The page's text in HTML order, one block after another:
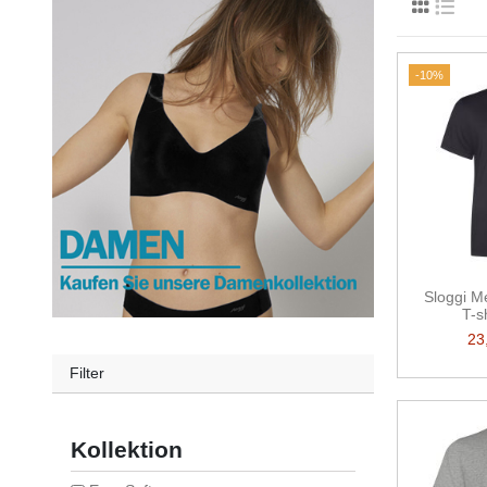
-10%
Sloggi
T-
Filter
Kollektion